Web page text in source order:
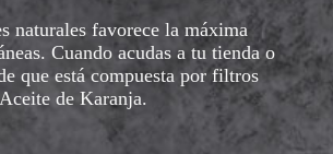
naturales favorece la máxima
Cuando acudas a tu tienda o
que está compuesta por filtros
de Karanja.